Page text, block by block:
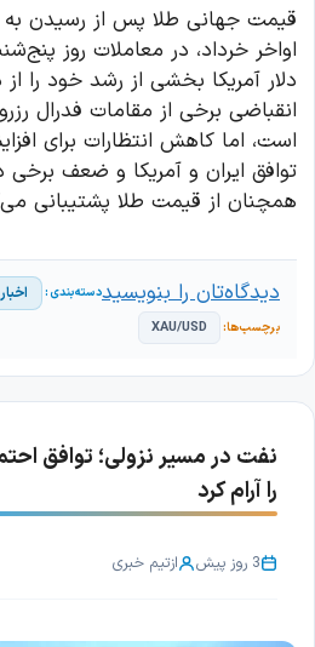
قیمت جهانی طلا پس از رسیدن به
اواخر خرداد، در معاملات روز
دلار آمریکا بخشی از رشد خود را
انقباضی برخی از مقامات فدرال
است، اما کاهش انتظارات برای
توافق ایران و آمریکا و ضعف برخی
همچنان از قیمت طلا پشتیبانی
XAU/USD
دیدگاه‌تان را بنویسید
نفت در مسیر نزولی؛ توافق
را آرام کرد
3 روز پیش ازتیم خبری